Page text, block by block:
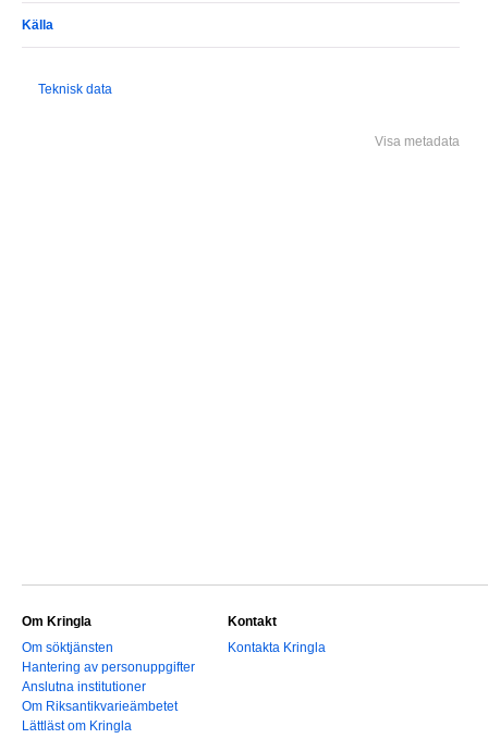
Källa
Teknisk data
Visa metadata
Om Kringla
Om söktjänsten
Hantering av personuppgifter
Anslutna institutioner
Om Riksantikvarieämbetet
Lättläst om Kringla
Kontakt
Kontakta Kringla